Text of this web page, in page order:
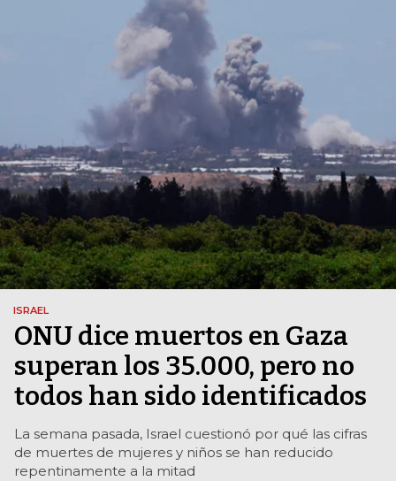
ISRAEL
ONU dice muertos en Gaza
superan los 35.000, pero no
todos han sido identificados
La semana pasada, Israel cuestionó por qué las cifras
de muertes de mujeres y niños se han reducido
repentinamente a la mitad